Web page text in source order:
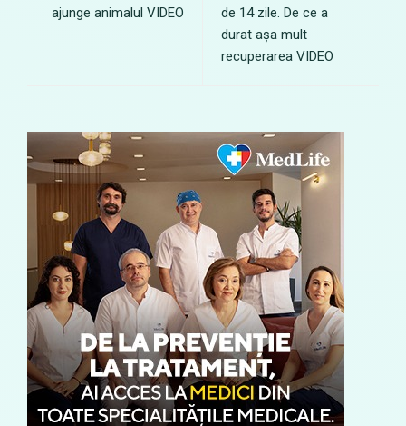
ajunge animalul VIDEO
de 14 zile. De ce a
durat așa mult
recuperarea VIDEO